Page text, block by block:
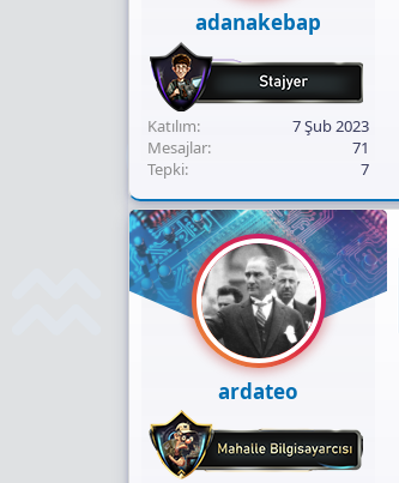
adanakebap
Katılım
7 Şub 2023
Mesajlar
71
Tepki
7
ardateo